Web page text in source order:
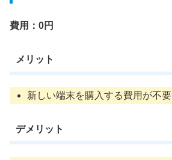
費用：0円
メリット
新しい端末を購入する費用が不要
デメリット